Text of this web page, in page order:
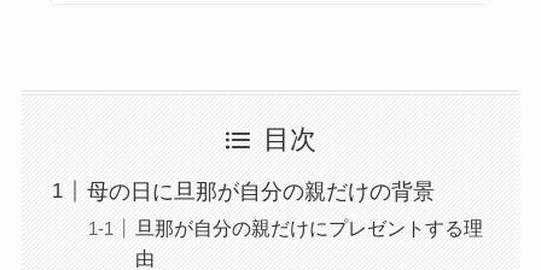
目次
母の日に旦那が自分の親だけの背景
旦那が自分の親だけにプレゼントする理
由